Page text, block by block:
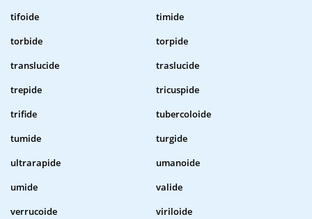
tifoide
timide
torbide
torpide
translucide
traslucide
trepide
tricuspide
trifide
tubercoloide
tumide
turgide
ultrarapide
umanoide
umide
valide
verrucoide
viriloide